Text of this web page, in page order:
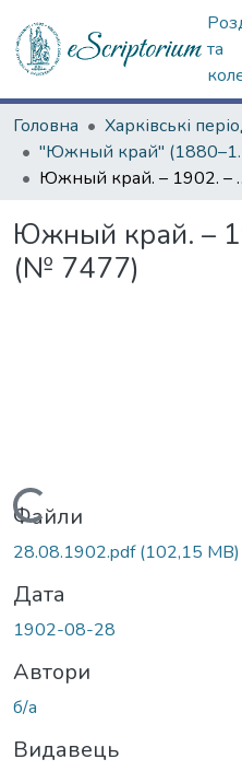
та
Головна
"Южный
Южный край.
Южный край. –
(№ 7477)
Вантажиться...
Файли
28.08.1902.pdf(102,15 MB)
Дата
1902-08-28
Автори
б/а
Видавець